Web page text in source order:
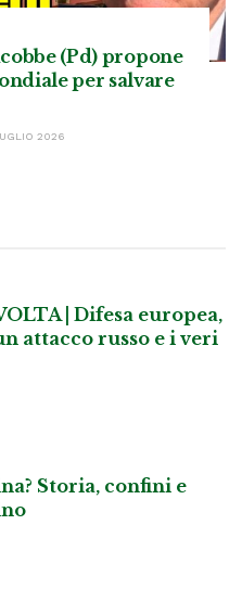
(Pd) propone
per salvare
2026
| Difesa europea,
attacco russo e i veri
Storia, confini e